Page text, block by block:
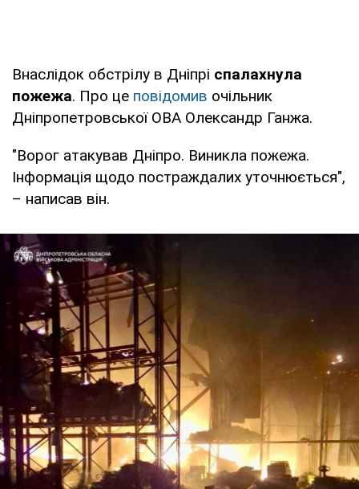
Внаслідок обстрілу в Дніпрі спалахнула
пожежа. Про це повідомив очільник
Дніпропетровської ОВА Олександр Ганжа.
"Ворог атакував Дніпро. Виникла пожежа.
Інформація щодо постраждалих уточнюється",
– написав він.